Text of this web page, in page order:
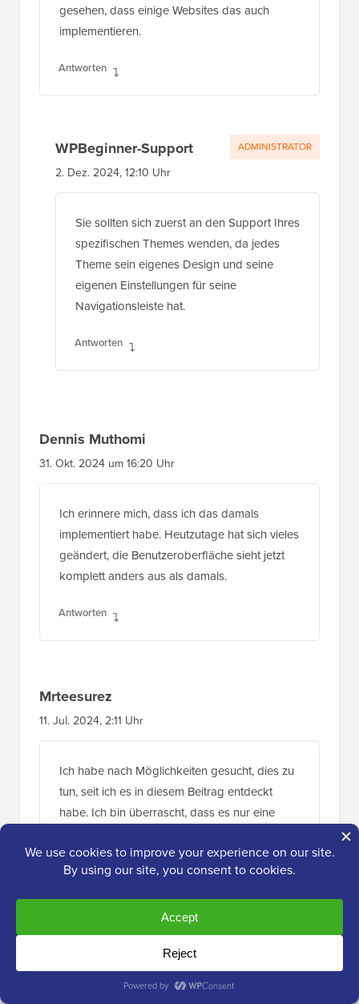
gesehen, dass einige Websites das auch
implementieren.
Antworten
WPBeginner-Support
2. Dez. 2024, 12:10 Uhr
Sie sollten sich zuerst an den Support Ihres
spezifischen Themes wenden, da jedes
Theme sein eigenes Design und seine
eigenen Einstellungen für seine
Navigationsleiste hat.
Antworten
ADMINISTRATOR
Dennis Muthomi
31. Okt. 2024 um 16:20 Uhr
Ich erinnere mich, dass ich das damals
implementiert habe. Heutzutage hat sich vieles
geändert, die Benutzeroberfläche sieht jetzt
komplett anders aus als damals.
Antworten
Mrteesurez
11. Jul. 2024, 2:11 Uhr
Ich habe nach Möglichkeiten gesucht, dies zu
tun, seit ich es in diesem Beitrag entdeckt
habe. Ich bin überrascht, dass es nur eine
Ich werde es auf meiner Website anwenden,
weil mir die Funktionalität gefällt.